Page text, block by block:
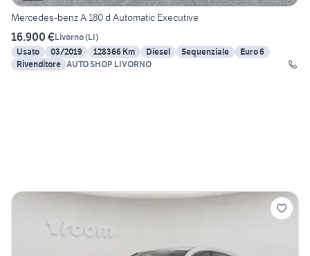
Mercedes-benz A 180 d Automatic Executive
16.900 €Livorno(LI)
Usato
03/2019 128366 Km Diesel Sequenziale
Euro 6
Rivenditore AUTO SHOP LIVORNO